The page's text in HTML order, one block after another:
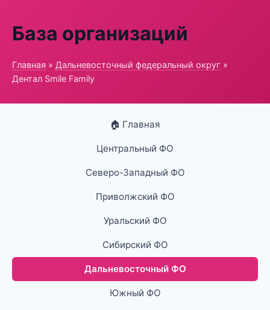
База организаций
Главная » Дальневосточный федеральный округ »
Дентал Smile Family
🏠 Главная
Центральный ФО
Северо-Западный ФО
Приволжский ФО
Уральский ФО
Сибирский ФО
Дальневосточный ФО
Южный ФО